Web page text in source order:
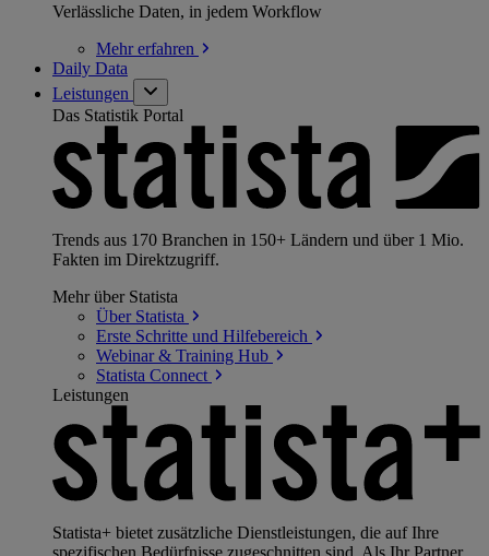
Verlässliche Daten, in jedem Workflow
Mehrerfahren
Daily Data
Leistungen
Das Statistik Portal
Trends aus 170 Branchen in 150+ Ländern und über 1 Mio.
Fakten im Direktzugriff.
Mehr über Statista
Über Statista
Erste Schritte und Hilfebereich
Webinar & Training Hub
Statista Connect
Leistungen
Statista+ bietet zusätzliche Dienstleistungen, die auf Ihre
spezifischen Bedürfnisse zugeschnitten sind. Als Ihr Partner